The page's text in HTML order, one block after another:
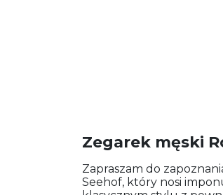
Zegarek męski
Zapraszam do
Seehof, który nosi